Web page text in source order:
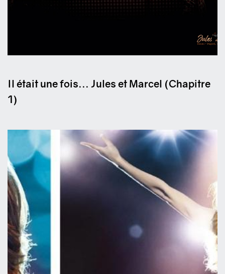
Il était une fois... Jules et Marcel (Chapitre
1)